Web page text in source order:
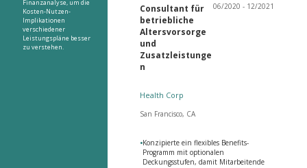
Finanzanalyse, um die
Kosten-Nutzen-
Implikationen
verschiedener
Leistungspläne besser
zu verstehen.
Consultant für
betriebliche
Altersvorsorge
und
Zusatzleistunge
n
06/2020 - 12/2021
Health Corp
San Francisco, CA
•Konzipierte ein flexibles Benefits-
Programm mit optionalen
Deckungsstufen, damit Mitarbeitende